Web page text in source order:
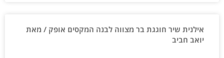
אילנית שיר חוגגת בר מצווה לבנה המקסים אופק / מאת
יואב חביב